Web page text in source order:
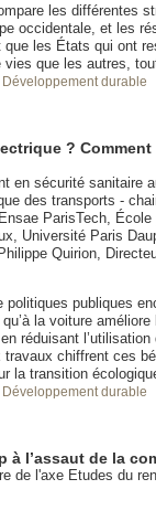
les différentes
occidentale, et les
que les États qui ont
que les autres,
Développement durable
?
en sécurité sanitaire
des transports -
ParisTech,
Université Paris
Quirion,
politiques publiques
la voiture
réduisant
travaux chiffrent ces
la transition
Développement durable
à l’assaut de la
de l'axe Etudes du